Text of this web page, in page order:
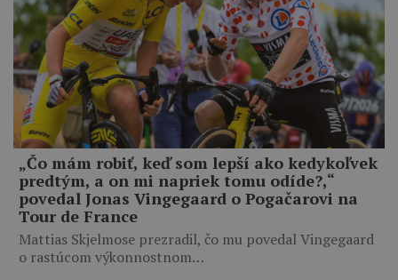
„Čo mám robiť, keď som lepší ako kedykoľvek
predtým, a on mi napriek tomu odíde?,“
povedal Jonas Vingegaard o Pogačarovi na
Tour de France
Mattias Skjelmose prezradil, čo mu povedal Vingegaard
o rastúcom výkonnostnom…